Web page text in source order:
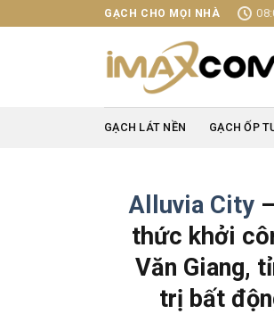
to
GẠCH CHO MỌI NHÀ
GẠCH LÁT NỀN GẠCH ỐP
Alluvia City–
thức khởi
Văn Giang,
trị bất